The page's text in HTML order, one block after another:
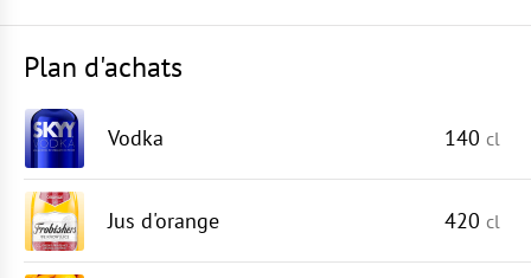
Plan d'achats
Vodka 140 cl
Jus d'orange 420 cl